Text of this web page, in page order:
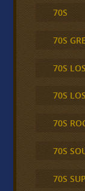
70S
70S
70S
70S
70S
70S
70S